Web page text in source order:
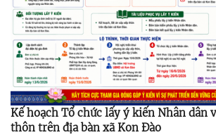
Kế hoạch Tổ chức lấy ý kiến Nhân dân
thôn trên địa bàn xã Kon Đào